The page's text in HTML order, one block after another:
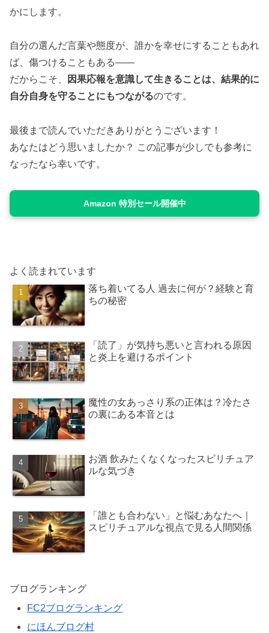
かにします。
自分の選んだ言葉や態度が、誰かを幸せにすることもあれ
ば、傷つけることもある――
だからこそ、
因果応報を意識して生きることは、結果的に
自分自身を守ることにもつながるのです。
最後まで読んでいただきありがとうございます！
あなたはどう思いましたか？ この記事が少しでも参考に
なったなら幸いです。
Amazon 特別セール開催中
よく読まれています
落ち着いてる人 過去に何が？経験と育
ちの秘密
「読了」が気持ち悪いと言われる原因
と炎上を避けるポイント
魔性の女あっさり系の正体は？冷たさ
の裏にある本音とは
お酒 飲みたくなくなったスピリチュア
ルな気づき
「誰とも合わない」と悩むあなたへ｜
スピリチュアルな視点で見る人間関係
ブログランキング
FC2ブログランキング
にほんブログ村